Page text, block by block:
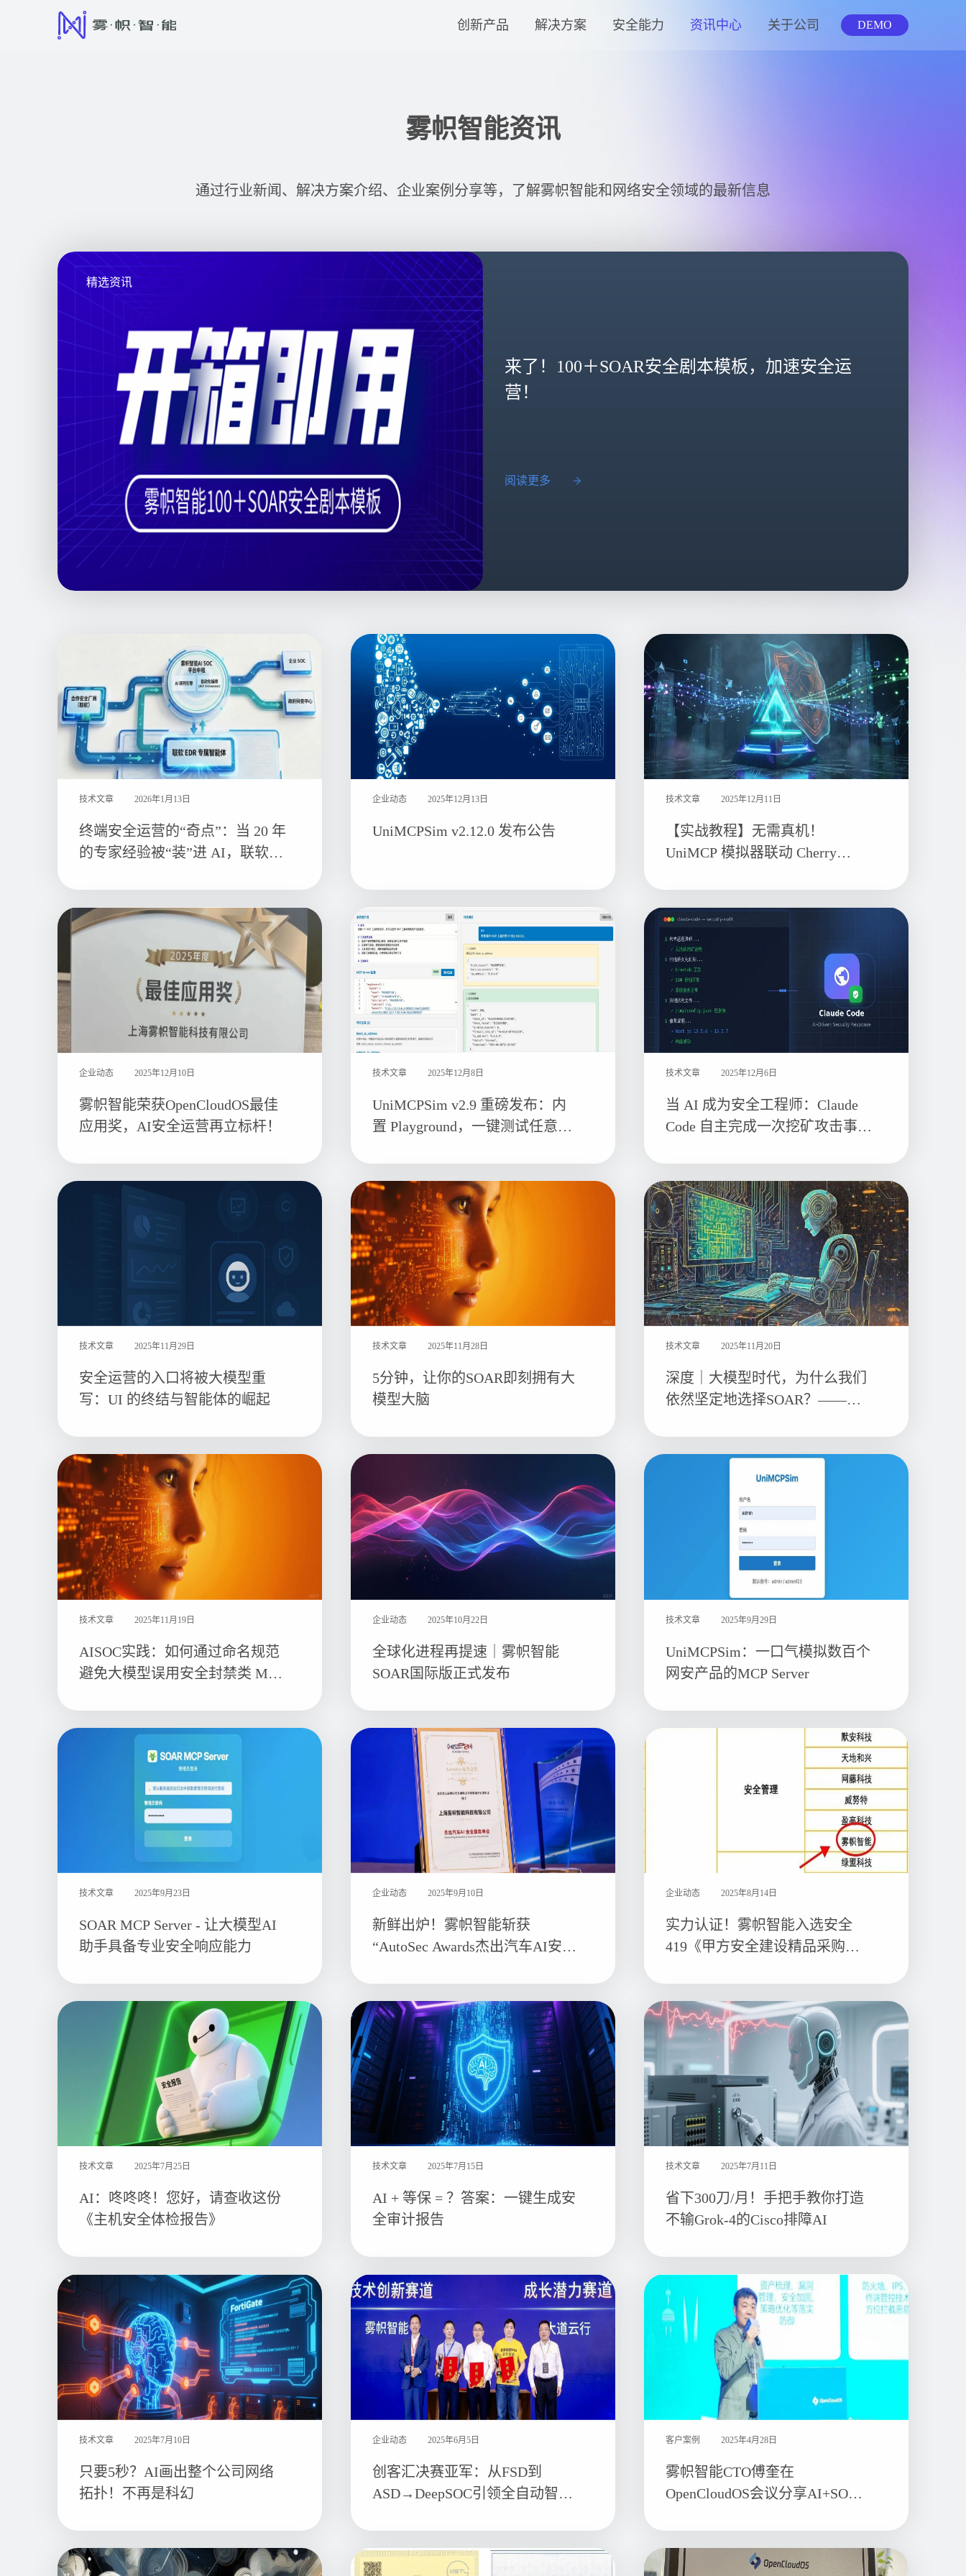
创新产品 解决方案 安全能力 资讯中心 关于公司 DEMO
雾帜智能资讯
通过行业新闻、解决方案介绍、企业案例分享等，了解雾帜智能和网络安全领域的最新信息
精选资讯
来了！100＋SOAR安全剧本模板，加速安全运
营！
阅读更多
技术文章 2026年1月13日
终端安全运营的“奇点”：当 20 年
的专家经验被“装”进 AI，联软
企业动态 2025年12月13日
UniMCPSim v2.12.0 发布公告
技术文章 2025年12月11日
【实战教程】无需真机！
UniMCP 模拟器联动 Cherry
企业动态 2025年12月10日
雾帜智能荣获OpenCloudOS最佳
应用奖，AI安全运营再立标杆！
技术文章 2025年12月8日
UniMCPSim v2.9 重磅发布：内
置 Playground，一键测试任意
技术文章 2025年12月6日
当 AI 成为安全工程师：Claude
Code 自主完成一次挖矿攻击事件
技术文章 2025年11月29日
安全运营的入口将被大模型重
写：UI 的终结与智能体的崛起
技术文章 2025年11月28日
5分钟，让你的SOAR即刻拥有大
模型大脑
技术文章 2025年11月20日
深度｜大模型时代，为什么我们
依然坚定地选择SOAR？——基
技术文章 2025年11月19日
AISOC实践：如何通过命名规范
避免大模型误用安全封禁类 MCP
企业动态 2025年10月22日
全球化进程再提速｜雾帜智能
SOAR国际版正式发布
技术文章 2025年9月29日
UniMCPSim：一口气模拟数百个
网安产品的MCP Server
技术文章 2025年9月23日
SOAR MCP Server - 让大模型AI
助手具备专业安全响应能力
企业动态 2025年9月10日
新鲜出炉！雾帜智能斩获
“AutoSec Awards杰出汽车AI安全
企业动态 2025年8月14日
实力认证！雾帜智能入选安全
419《甲方安全建设精品采购指
技术文章 2025年7月25日
AI：咚咚咚！您好，请查收这份
《主机安全体检报告》
技术文章 2025年7月15日
AI + 等保 = ？答案：一键生成安
全审计报告
技术文章 2025年7月11日
省下300刀/月！手把手教你打造
不输Grok-4的Cisco排障AI
技术文章 2025年7月10日
只要5秒？AI画出整个公司网络
拓扑！不再是科幻
企业动态 2025年6月5日
创客汇决赛亚军：从FSD到
ASD→DeepSOC引领全自动智能
客户案例 2025年4月28日
雾帜智能CTO傅奎在
OpenCloudOS会议分享AI+SOAR